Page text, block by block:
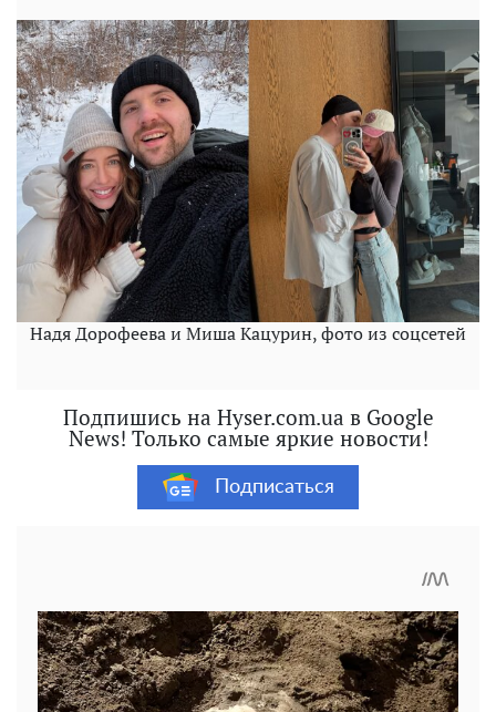
Надя Дорофеева и Миша Кацурин, фото из соцсетей
Подпишись на Hyser.com.ua в Google
News! Только самые яркие новости!
Подписаться